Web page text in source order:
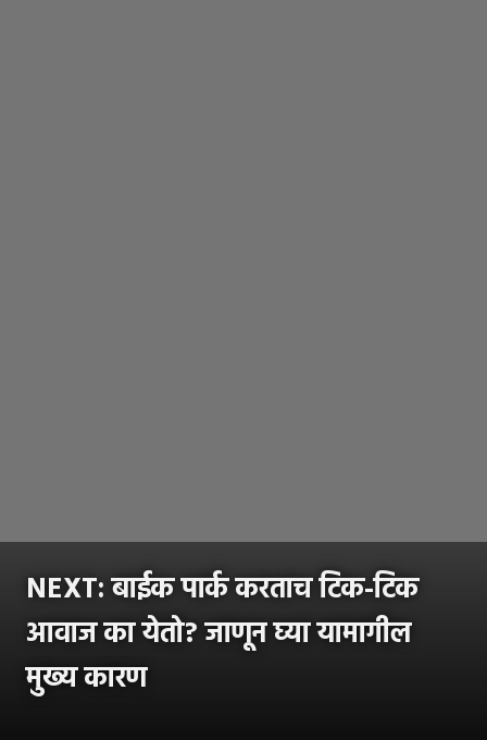
NEXT:बाईक पार्क करताच टिक-टिक
आवाज का येतो? जाणून घ्या यामागील
मुख्य कारण